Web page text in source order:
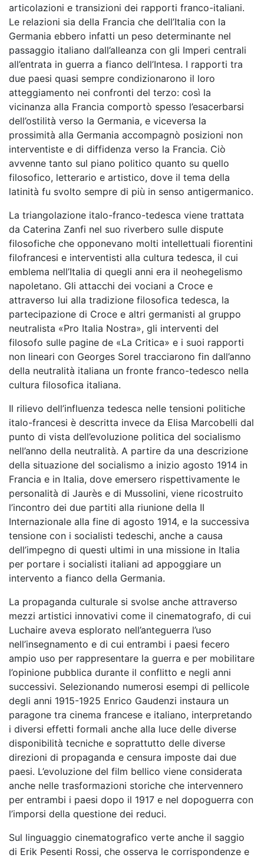
articolazioni e transizioni dei rapporti franco-italiani.
Le relazioni sia della Francia che dell’Italia con la
Germania ebbero infatti un peso determinante nel
passaggio italiano dall’alleanza con gli Imperi centrali
all’entrata in guerra a fianco dell’Intesa. I rapporti tra
due paesi quasi sempre condizionarono il loro
atteggiamento nei confronti del terzo: così la
vicinanza alla Francia comportò spesso l’esacerbarsi
dell’ostilità verso la Germania, e viceversa la
prossimità alla Germania accompagnò posizioni non
interventiste e di diffidenza verso la Francia. Ciò
avvenne tanto sul piano politico quanto su quello
filosofico, letterario e artistico, dove il tema della
latinità fu svolto sempre di più in senso antigermanico.
La triangolazione italo-franco-tedesca viene trattata
da Caterina Zanfi nel suo riverbero sulle dispute
filosofiche che opponevano molti intellettuali fiorentini
filofrancesi e interventisti alla cultura tedesca, il cui
emblema nell’Italia di quegli anni era il neohegelismo
napoletano. Gli attacchi dei vociani a Croce e
attraverso lui alla tradizione filosofica tedesca, la
partecipazione di Croce e altri germanisti al gruppo
neutralista «Pro Italia Nostra», gli interventi del
filosofo sulle pagine de «La Critica» e i suoi rapporti
non lineari con Georges Sorel tracciarono fin dall’anno
della neutralità italiana un fronte franco-tedesco nella
cultura filosofica italiana.
Il rilievo dell’influenza tedesca nelle tensioni politiche
italo-francesi è descritta invece da Elisa Marcobelli dal
punto di vista dell’evoluzione politica del socialismo
nell’anno della neutralità. A partire da una descrizione
della situazione del socialismo a inizio agosto 1914 in
Francia e in Italia, dove emersero rispettivamente le
personalità di Jaurès e di Mussolini, viene ricostruito
l’incontro dei due partiti alla riunione della II
Internazionale alla fine di agosto 1914, e la successiva
tensione con i socialisti tedeschi, anche a causa
dell’impegno di questi ultimi in una missione in Italia
per portare i socialisti italiani ad appoggiare un
intervento a fianco della Germania.
La propaganda culturale si svolse anche attraverso
mezzi artistici innovativi come il cinematografo, di cui
Luchaire aveva esplorato nell’anteguerra l’uso
nell’insegnamento e di cui entrambi i paesi fecero
ampio uso per rappresentare la guerra e per mobilitare
l’opinione pubblica durante il conflitto e negli anni
successivi. Selezionando numerosi esempi di pellicole
degli anni 1915-1925 Enrico Gaudenzi instaura un
paragone tra cinema francese e italiano, interpretando
i diversi effetti formali anche alla luce delle diverse
disponibilità tecniche e soprattutto delle diverse
direzioni di propaganda e censura imposte dai due
paesi. L’evoluzione del film bellico viene considerata
anche nelle trasformazioni storiche che intervennero
per entrambi i paesi dopo il 1917 e nel dopoguerra con
l’imporsi della questione dei reduci.
Sul linguaggio cinematografico verte anche il saggio
di Erik Pesenti Rossi, che osserva le corrispondenze e